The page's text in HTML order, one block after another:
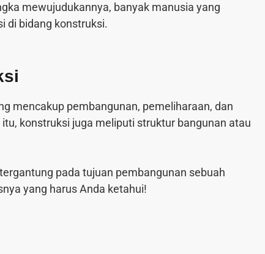
mewujudukannya, banyak manusia yang
di bidang konstruksi.
mencakup pembangunan, pemeliharaan, dan
konstruksi juga meliputi struktur bangunan atau
pada tujuan pembangunan sebuah
yang harus Anda ketahui!